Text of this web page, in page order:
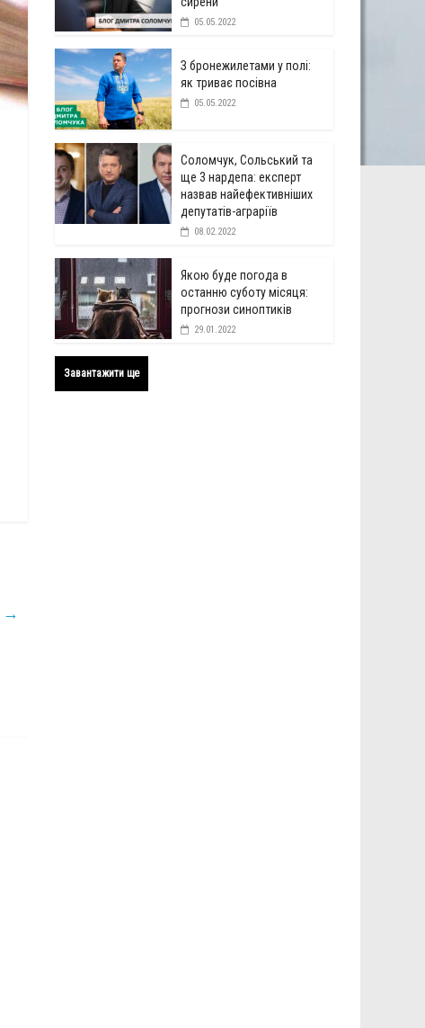
→
05.05.2022
З бронежилетами у полі:
як триває посівна
05.05.2022
Соломчук, Сольський та
ще 3 нардепа: експерт
назвав найефективніших
депутатів-аграріїв
08.02.2022
Якою буде погода в
останню суботу місяця:
прогнози синоптиків
29.01.2022
Завантажити ще